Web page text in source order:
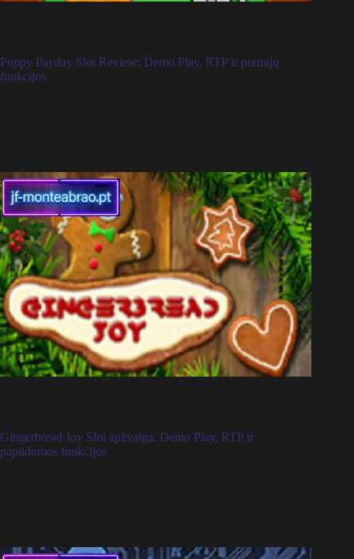
Puppy Payday Slot Review: Demo Play, RTP ir premijų
funkcijos
Gingerbread Joy Slot apžvalga: Demo Play, RTP ir
papildomos funkcijos